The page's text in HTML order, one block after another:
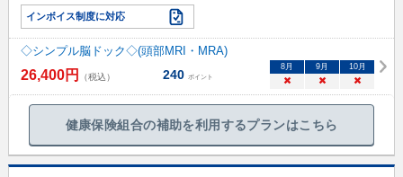
インボイス制度に対応
◇シンプル脳ドック◇(頭部MRI・MRA)
26,400円 （税込） 240 ポイント
8月 9月 10月
× × ×
健康保険組合の補助を利用するプランはこちら